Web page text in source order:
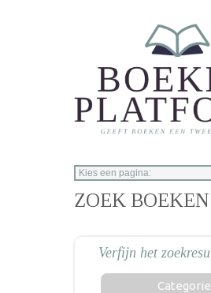
ZOEK BOEKEN
Categorie